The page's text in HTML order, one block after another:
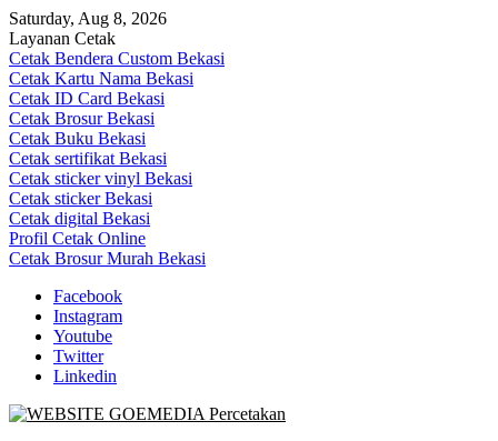
Skip
to
content
Saturday, Aug 8, 2026
Layanan Cetak
Cetak Bendera Custom Bekasi
Cetak Kartu Nama Bekasi
Cetak ID Card Bekasi
Cetak Brosur Bekasi
Cetak Buku Bekasi
Cetak sertifikat Bekasi
Cetak sticker vinyl Bekasi
Cetak sticker Bekasi
Cetak digital Bekasi
Profil Cetak Online
Cetak Brosur Murah Bekasi
Facebook
Instagram
Youtube
Twitter
Linkedin